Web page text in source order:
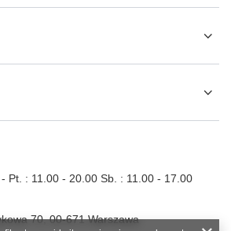
- Pt. : 11.00 - 20.00 Sb. : 11.00 - 17.00
70,00-671Warszawa